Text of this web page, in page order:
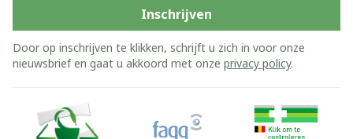
Inschrijven
Door op inschrijven te klikken, schrijft u zich in voor onze
nieuwsbrief en gaat u akkoord met onze privacy policy.